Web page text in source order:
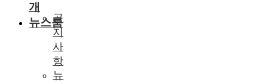
개
뉴스룸
공
지
사
항
뉴